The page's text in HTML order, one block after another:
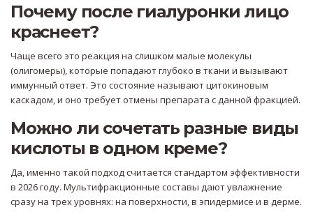
Почему после гиалуронки лицо
краснеет?
Чаще всего это реакция на слишком малые молекулы
(олигомеры), которые попадают глубоко в ткани и вызывают
иммунный ответ. Это состояние называют цитокиновым
каскадом, и оно требует отмены препарата с данной фракцией.
Можно ли сочетать разные виды
кислоты в одном креме?
Да, именно такой подход считается стандартом эффективности
в 2026 году. Мультифракционные составы дают увлажнение
сразу на трех уровнях: на поверхности, в эпидермисе и в дерме.